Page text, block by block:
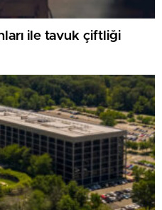
ile tavuk çiftliği